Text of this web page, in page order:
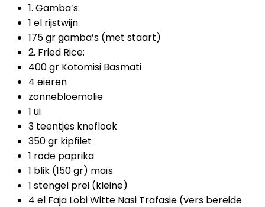
1. Gamba’s:
1 el rijstwijn
175 gr gamba’s (met staart)
2. Fried Rice:
400 gr Kotomisi Basmati
4 eieren
zonnebloemolie
1 ui
3 teentjes knoflook
350 gr kipfilet
1 rode paprika
1 blik (150 gr) maïs
1 stengel prei (kleine)
4 el Faja Lobi Witte Nasi Trafasie (vers bereide